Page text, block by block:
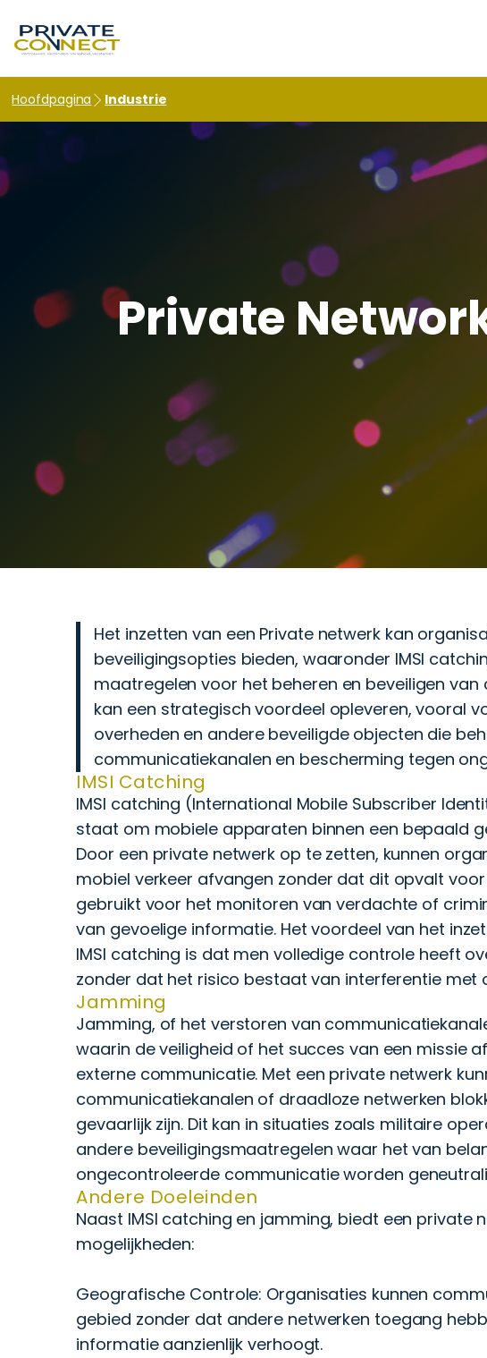
Hoofdpagina Industrie
Private
Het inzetten van een Private netwerk kan
beveiligingsopties bieden, waaronder IMSI
maatregelen voor het beheren en beveiligen
kan een strategisch voordeel opleveren, vooral
overheden en andere beveiligde objecten die
communicatiekanalen en bescherming tegen
IMSI Catching
IMSI catching (International Mobile Subscriber
staat om mobiele apparaten binnen een bepaald
Door een private netwerk op te zetten, kunnen
mobiel verkeer afvangen zonder dat dit opvalt
gebruikt voor het monitoren van verdachte of
van gevoelige informatie. Het voordeel van het
IMSI catching is dat men volledige controle heeft
zonder dat het risico bestaat van interferentie met
Jamming
Jamming, of het verstoren van
waarin de veiligheid of het succes van een missie
externe communicatie. Met een private netwerk
communicatiekanalen of draadloze netwerken
gevaarlijk zijn. Dit kan in situaties zoals militaire
andere beveiligingsmaatregelen waar het van
ongecontroleerde communicatie worden
Andere Doeleinden
Naast IMSI catching en jamming, biedt een private
mogelijkheden:
Geografische Controle: Organisaties kunnen
gebied zonder dat andere netwerken toegang
informatie aanzienlijk verhoogt.